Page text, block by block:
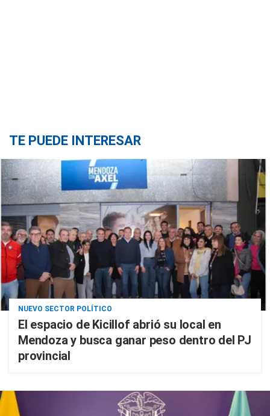
TE PUEDE INTERESAR
NUEVO SECTOR POLÍTICO
El espacio de Kicillof abrió su local en
Mendoza y busca ganar peso dentro del PJ
provincial